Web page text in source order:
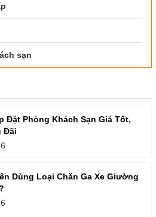
sạn
Đặt Phòng Khách Sạn Giá Tốt,
Đãi
Dùng Loại Chăn Ga Xe Giường